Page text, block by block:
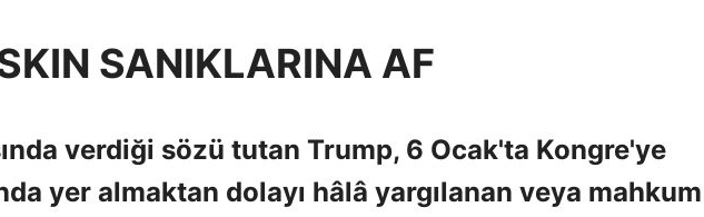
SANIKLARINA AF
verdiği sözü tutan Trump, 6 Ocak'ta Kongre'ye
yer almaktan dolayı hâlâ yargılanan veya mahkum